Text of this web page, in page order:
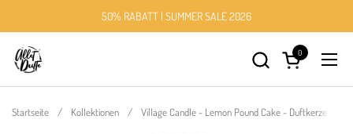
50% RABATT | SUMMER SALE 2026
Warenkorb
0
Startseite / Kollektionen / Village Candle - Lemon Pound Cake - Duftkerze -